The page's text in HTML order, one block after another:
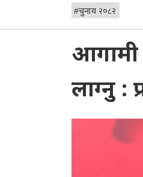
#चुनाव २०८२
आगामी
लाग्नु :